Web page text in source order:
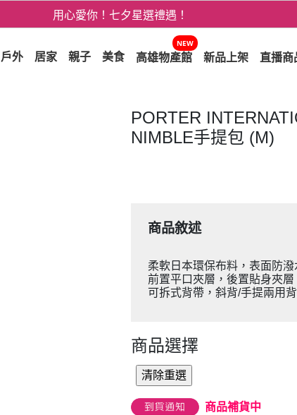
用心愛你！七夕星選禮遇！
3折起！德國工藝精品 AIGNER 流量款
爸氣十足 - 父親節精選專區
戶外 居家 親子 美食 高雄物產館
NEW
新品上架 直播商
PORTER
NIMBLE手提包 (M)
商品敘述
柔軟日本環保布料，表面防潑
前置平口夾層，後置貼身夾層
可拆式背帶，斜背/手提兩用
商品選擇
商品補貨中